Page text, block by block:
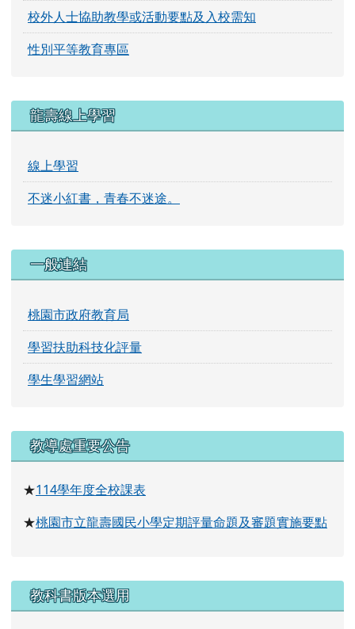
校外人士協助教學或活動要點及入校需知
性別平等教育專區
龍壽線上學習
線上學習
不迷小紅書，青春不迷途。
一般連結
桃園市政府教育局
學習扶助科技化評量
學生學習網站
右邊區域內容
教導處重要公告
★114學年度全校課表
★桃園市立龍壽國民小學定期評量命題及審題實施要點
教科書版本選用